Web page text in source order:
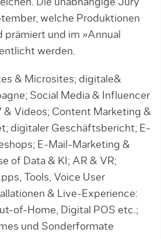
Die unabhängige Jury
welche Produktionen
prämiert und im »Annual
werden.
& Microsites; digitale&
Social Media & Influencer
& Videos; Content Marketing &
digitaler Geschäftsbericht; E-
E-Mail-Marketing &
of Data & KI; AR & VR;
Tools, Voice User
& Live-Experience:
of-Home, Digital POS etc.;
und Sonderformate